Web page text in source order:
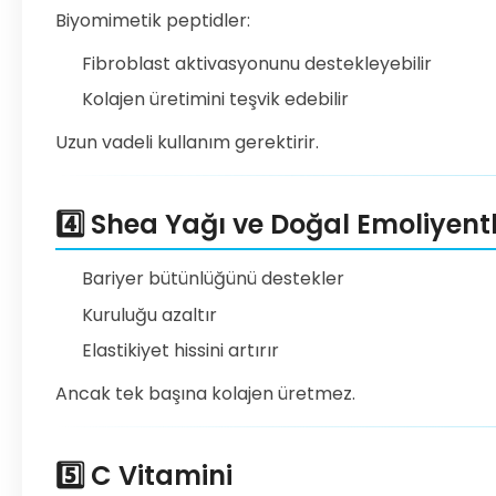
Biyomimetik peptidler:
Fibroblast aktivasyonunu destekleyebilir
Kolajen üretimini teşvik edebilir
Uzun vadeli kullanım gerektirir.
4️⃣ Shea Yağı ve Doğal
Bariyer bütünlüğünü destekler
Kuruluğu azaltır
Elastikiyet hissini artırır
Ancak tek başına kolajen üretmez.
5️⃣ C Vitamini